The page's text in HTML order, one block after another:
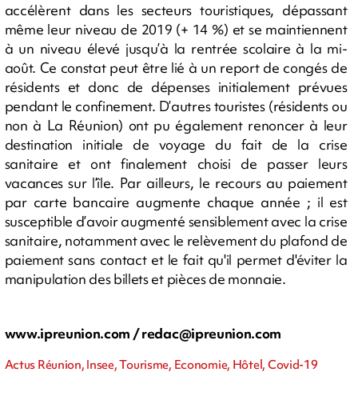
accélèrent dans les secteurs touristiques, dépassant
même leur niveau de 2019 (+ 14 %) et se maintiennent
à un niveau élevé jusqu’à la rentrée scolaire à la mi-
août. Ce constat peut être lié à un report de congés de
résidents et donc de dépenses initialement prévues
pendant le confinement. D’autres touristes (résidents ou
non à La Réunion) ont pu également renoncer à leur
destination initiale de voyage du fait de la crise
sanitaire et ont finalement choisi de passer leurs
vacances sur l’île. Par ailleurs, le recours au paiement
par carte bancaire augmente chaque année ; il est
susceptible d’avoir augmenté sensiblement avec la crise
sanitaire, notamment avec le relèvement du plafond de
paiement sans contact et le fait qu'il permet d'éviter la
manipulation des billets et pièces de monnaie.
www.ipreunion.com /redac@ipreunion.com
Actus Réunion, Insee, Tourisme, Economie, Hôtel, Covid-19